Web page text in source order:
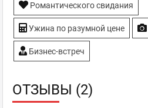
Романтического свидания
Ужина по разумной цене
Бизнес-встреч
ОТЗЫВЫ (2)